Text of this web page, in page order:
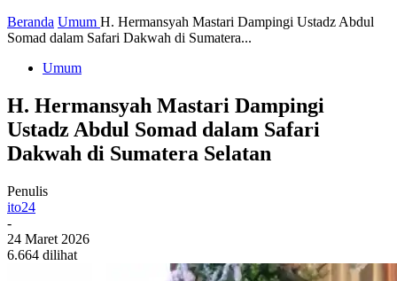
Beranda Umum H. Hermansyah Mastari Dampingi Ustadz Abdul
Somad dalam Safari Dakwah di Sumatera...
Umum
H. Hermansyah Mastari Dampingi
Ustadz Abdul Somad dalam Safari
Dakwah di Sumatera Selatan
Penulis
ito24
-
24 Maret 2026
6.664 dilihat